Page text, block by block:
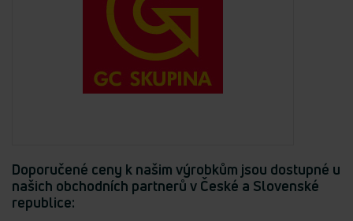
Doporučené ceny k našim výrobkům jsou dostupné u
našich obchodních partnerů v České a Slovenské
republice: